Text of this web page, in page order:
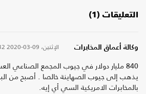
التعليقات (1)
وكالة أعماق المخابرات الإثنين، 09-03-2020
يذهب إلى جيوب الصهاينة خالصا . أصبح من
بالمخابرات الامريكية السي أي إيه.